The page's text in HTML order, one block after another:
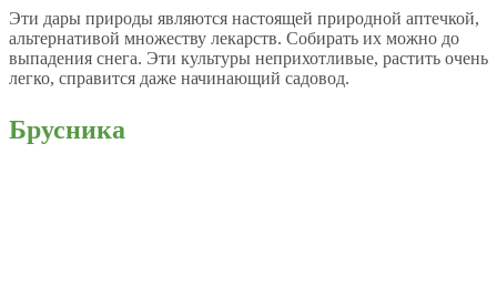
Эти дары природы являются настоящей природной аптечкой,
альтернативой множеству лекарств. Собирать их можно до
выпадения снега. Эти культуры неприхотливые, растить очень
легко, справится даже начинающий садовод.
Брусника